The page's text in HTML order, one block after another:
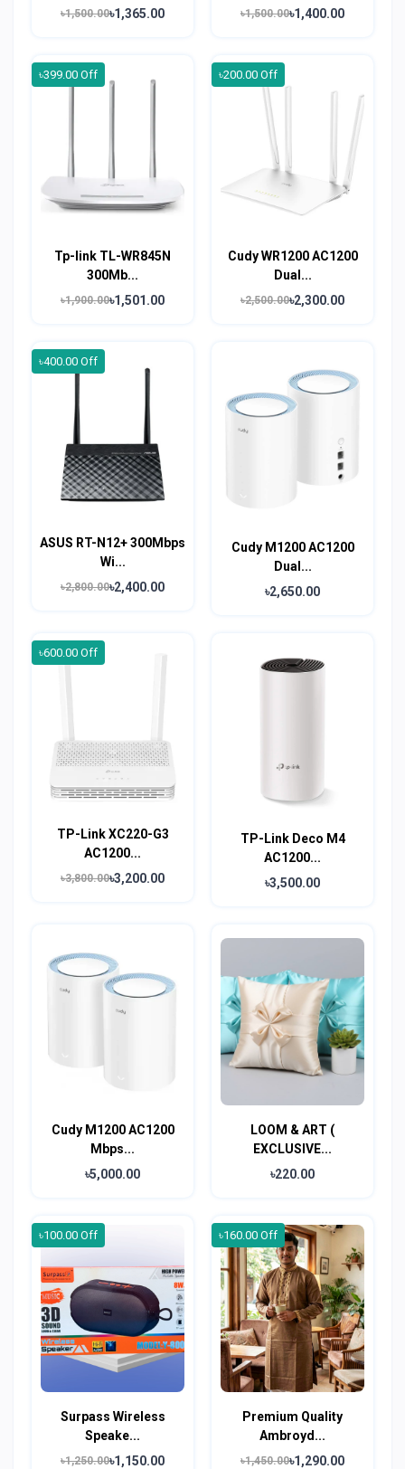
৳1,500.00৳1,365.00 ৳1,500.00৳1,400.00
৳399.00 Off
Tp-link TL-WR845N
300Mb...
৳1,900.00৳1,501.00
৳200.00 Off
Cudy WR1200 AC1200
Dual...
৳2,500.00৳2,300.00
৳400.00 Off
ASUS RT-N12+ 300Mbps
Wi...
৳2,800.00৳2,400.00
Cudy M1200 AC1200
Dual...
৳2,650.00
৳600.00 Off
TP-Link XC220-G3
AC1200...
৳3,800.00৳3,200.00
TP-Link Deco M4
AC1200...
৳3,500.00
Cudy M1200 AC1200
Mbps...
৳5,000.00
LOOM & ART (
EXCLUSIVE...
৳220.00
৳100.00 Off
Surpass Wireless
Speake...
৳1,250.00৳1,150.00
৳160.00 Off
Premium Quality
Ambroyd...
৳1,450.00৳1,290.00